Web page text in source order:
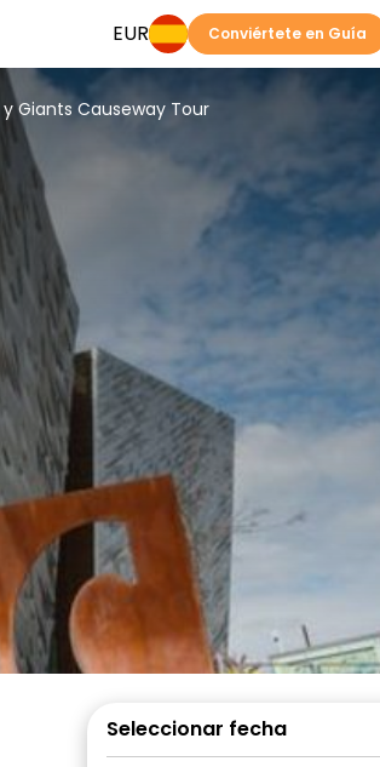
EUR Conviértete en Guía
Giants Causeway Tour
Seleccionar fecha